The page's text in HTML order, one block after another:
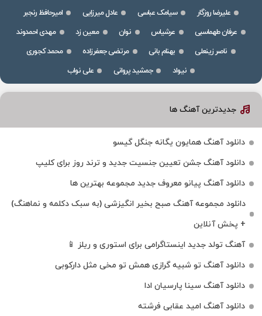
علیرضا روزگار
سیامک عباسی عادل میرزایی
امیرحافظ رنجبر
عرفان طهماسبی
عرشیاس نوان معین زد
مهدی احمدوند
ناصر زینعلی
بهنام بانی مرتضی جعفرزاده
محمد کجوری
نیواد
جمشید پروانی علی نواب
جدیدترین آهنگ ها
دانلود آهنگ همایون یگانه جنگل گیسو
دانلود آهنگ جشن تعیین جنسیت جدید و ترند روز برای کلیپ
دانلود آهنگ پیانو معروف جدید مجموعه بهترین ها
دانلود مجموعه آهنگ صبح بخیر انگیزشی (به سبک دکلمه و نماهنگ)
+ پخش آنلاین
آهنگ تولد جدید اینستاگرامی برای استوری و ریلز 📱
دانلود آهنگ تو شبیه گرازی همش تو مخی مثل دارکوبی
دانلود آهنگ سینا پارسیان ادا
دانلود آهنگ امید عقابی فرشته